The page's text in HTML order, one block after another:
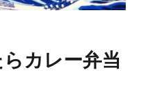
カレー弁当